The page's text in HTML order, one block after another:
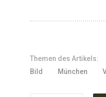
Themen des Artikels:
Bild
München